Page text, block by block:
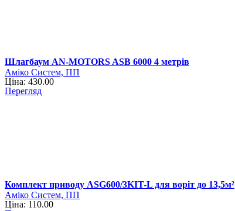
Шлагбаум AN-MOTORS ASB 6000 4 метрів
Аміко Систем, ПП
Ціна: 430.00
Перегляд
Комплект приводу ASG600/3KIT-L для воріт до 13,5м²
Аміко Систем, ПП
Ціна: 110.00